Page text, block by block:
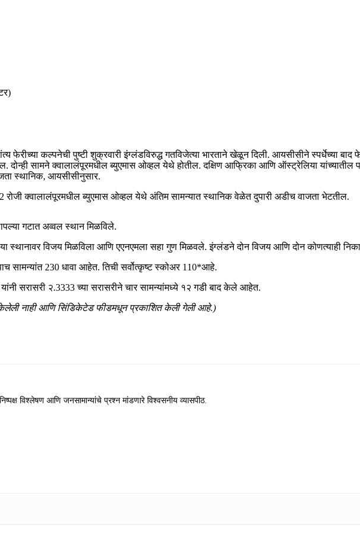
फेरीच्या कल्पनेची पुष्टी शुक्रवारी इंग्लंडविरुद्ध गतविजेत्या भारताने खेळून दिली. आयसीसीने स्पर्धेच्या
दोन्ही सामने क्वालालंपूरमधील ब्युएमास ओव्हल येथे होतील. दक्षिण आफ्रिका आणि ऑस्ट्रेलिया
स्थानिक, आयसीसीनुसार.
2 रोजी क्वालालंपूरमधील ब्युएमास ओव्हल येथे अंतिम सामन्यात स्थानिक वेळेत दुपारी अडीच वाजता भेटतील.
गटात अव्वल स्थान मिळविले.
स्थानावर विजय मिळविला आणि एएनएमला सहा गुण मिळवले. इंग्लंडने दोन विजय आणि दोन कोणत्याही
सामन्यांत 230 धावा आहेत. तिची सर्वोत्कृष्ट स्कोअर 110*आहे.
सरासरी २.3333 च्या सरासरीने चार सामन्यांमध्ये १२ गडी बाद केले आहेत.
केलेली नाही आणि सिंडिकेटेड फीडमधून प्रकाशित केली गेली आहे.)
विश्लेषण आणि जनसामान्यांचे प्रश्न मांडणारे विश्वसनीय व्यासपीठ.